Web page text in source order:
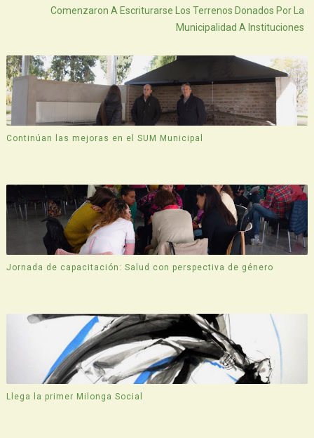
Comenzaron A Escriturarse Los Terrenos Donados Por La
Municipalidad A Instituciones
Continúan las mejoras en el SUM Municipal
Jornada de capacitación: Salud con perspectiva de género
Llega la primer Milonga Social